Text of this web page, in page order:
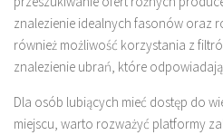
znalezienie idealnych fasonów oraz
również możliwość korzystania z
znalezienie ubrań, które
Dla osób lubiących mieć dostęp do
miejscu, warto rozważyć platformy